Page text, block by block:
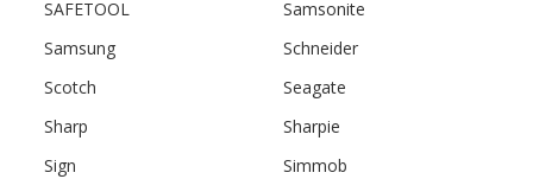
SAFETOOL
Samsonite
Samsung
Schneider
Scotch
Seagate
Sharp
Sharpie
Sign
Simmob